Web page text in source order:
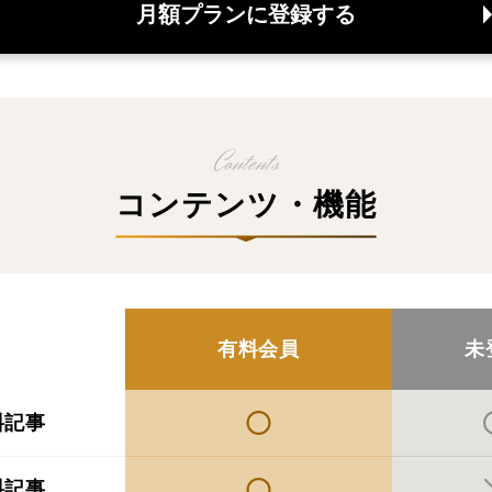
月額プランに登録する
コンテンツ・機能
有料会員 未
記事